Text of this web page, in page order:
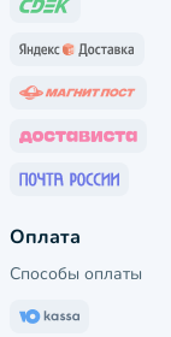
Оплата
Способы оплаты